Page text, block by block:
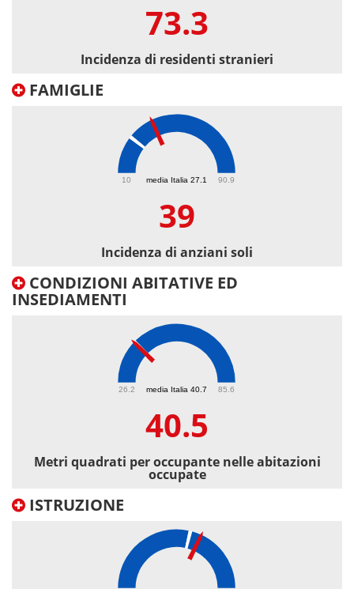
73.3
Incidenza di residenti stranieri
FAMIGLIE
media Italia 27.1
10 90.9
39
Incidenza di anziani soli
CONDIZIONI ABITATIVE ED
INSEDIAMENTI
media Italia 40.7
26.2 85.6
40.5
Metri quadrati per occupante nelle abitazioni
occupate
ISTRUZIONE